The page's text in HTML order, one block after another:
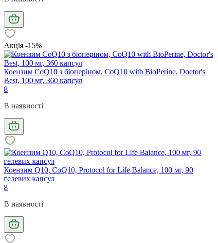
Акція -15%
Коензим CoQ10 з біоперіном, CoQ10 with BioPerine, Doctor's
Best, 100 мг, 360 капсул
8
В наявності
Коензим Q10, CoQ10, Protocol for Life Balance, 100 мг, 90
гелевих капсул
8
В наявності